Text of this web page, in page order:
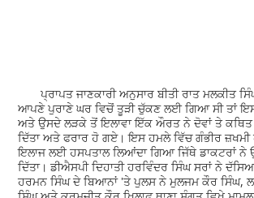
ਪ੍ਰਾਪਤ ਜਾਣਕਾਰੀ ਅਨੁਸਾਰ ਬੀਤੀ ਰਾਤ ਮਲਕੀਤ
ਆਪਣੇ ਪੁਰਾਣੇ ਘਰ ਵਿਚੋਂ ਤੂੜੀ ਚੁੱਕਣ ਲਈ ਗਿਆ ਸੀ ਤਾਂ
ਅਤੇ ਉਸਦੇ ਲੜਕੇ ਤੋਂ ਇਲਾਵਾ ਇੱਕ ਔਰਤ ਨੇ ਦੋਵਾਂ ਤੇ
ਦਿੱਤਾ ਅਤੇ ਫਰਾਰ ਹੋ ਗਏ। ਇਸ ਹਮਲੇ ਵਿੱਚ ਗੰਭੀਰ
ਇਲਾਜ ਲਈ ਹਸਪਤਾਲ ਲਿਆਂਦਾ ਗਿਆ ਜਿੱਥੇ ਡਾਕਟਰਾਂ ਨੇ
ਦਿੱਤਾ। ਡੀਐਸਪੀ ਦਿਹਾਤੀ ਹਰਵਿੰਦਰ ਸਿੰਘ ਸਰਾਂ ਨੇ
ਹਰਮਨ ਸਿੰਘ ਦੇ ਬਿਆਨਾਂ 'ਤੇ ਪੁਲਸ ਨੇ ਮੁਲਜਮ ਕੌਰ ਸਿੰਘ,